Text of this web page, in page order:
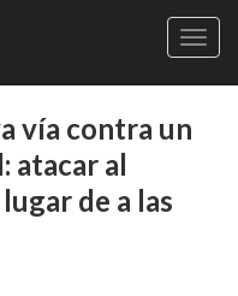
vía contra un
atacar al
de a las